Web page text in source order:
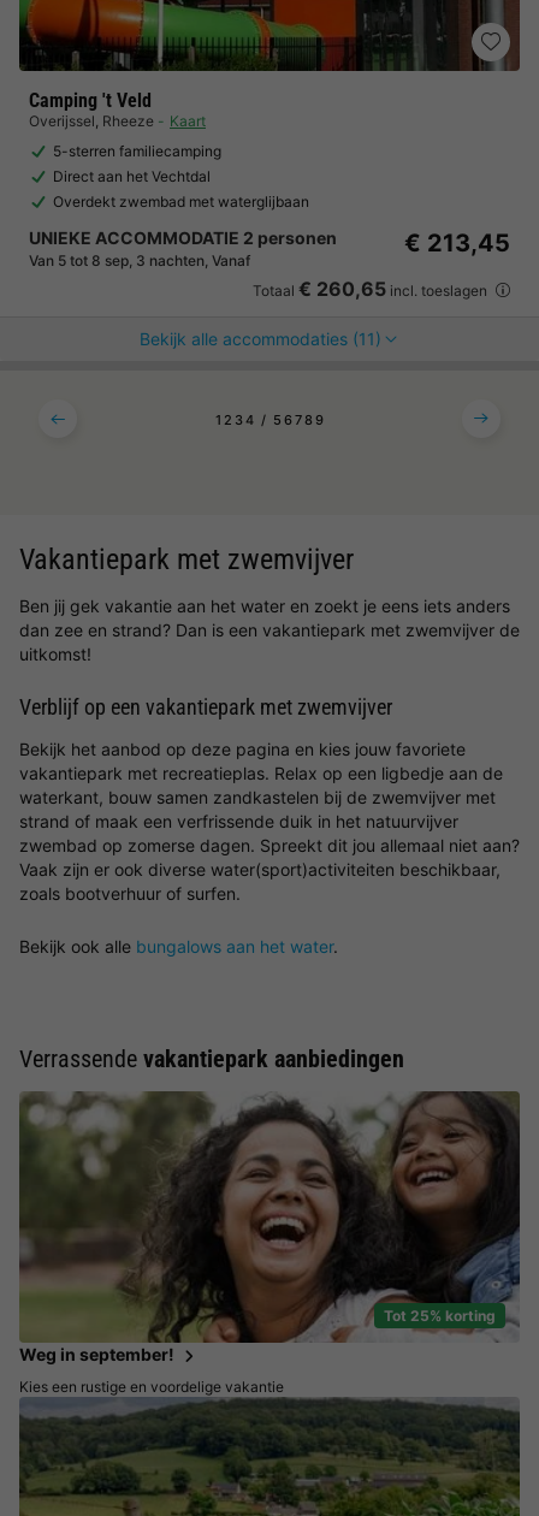
Camping 't Veld
Overijssel, Rheeze
Kaart
5-sterren familiecamping
Direct aan het Vechtdal
Overdekt zwembad met waterglijbaan
UNIEKE ACCOMMODATIE 2 personen
Van 5 tot 8 sep, 3 nachten, Vanaf
€ 213,45
Totaal € 260,65 incl. toeslagen
Bekijk alle accommodaties (11)
1 2 3 4 5 67 8 9
Vakantiepark met zwemvijver
Ben jij gek vakantie aan het water en zoekt je eens iets anders
dan zee en strand? Dan is een vakantiepark met zwemvijver de
uitkomst!
Verblijf op een vakantiepark met zwemvijver
Bekijk het aanbod op deze pagina en kies jouw favoriete
vakantiepark met recreatieplas. Relax op een ligbedje aan de
waterkant, bouw samen zandkastelen bij de zwemvijver met
strand of maak een verfrissende duik in het natuurvijver
zwembad op zomerse dagen. Spreekt dit jou allemaal niet aan?
Vaak zijn er ook diverse water(sport)activiteiten beschikbaar,
zoals bootverhuur of surfen.
Bekijk ook alle bungalows aan het water.
Verrassende vakantiepark aanbiedingen
Tot 25% korting
Weg in september!
Kies een rustige en voordelige vakantie